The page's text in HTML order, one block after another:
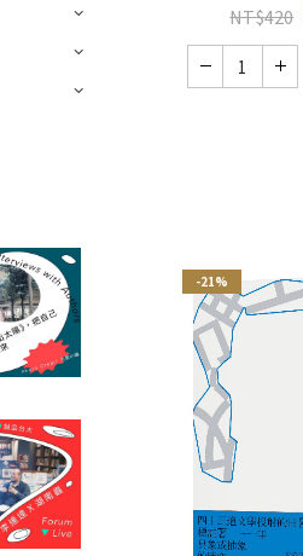
NT$420
-21%